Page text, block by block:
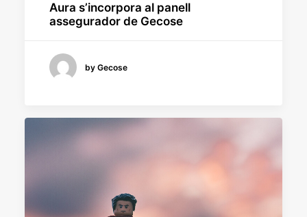
Aura s’incorpora al panell
assegurador de Gecose
by Gecose